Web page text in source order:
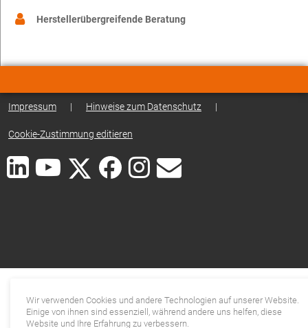
Herstellerübergreifende Beratung
Impressum | Hinweise zum Datenschutz |
Cookie-Zustimmung editieren
Wir verwenden Cookies und andere Technologien auf unserer Website.
Einige von ihnen sind essenziell, während andere uns helfen, diese
Website und Ihre Erfahrung zu verbessern.